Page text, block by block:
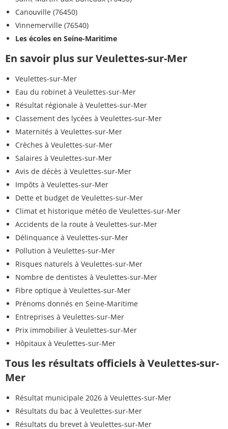
Canouville (76450)
Vinnemerville (76540)
Les écoles en Seine-Maritime
En savoir plus sur Veulettes-sur-Mer
Veulettes-sur-Mer
Eau du robinet à Veulettes-sur-Mer
Résultat régionale à Veulettes-sur-Mer
Classement des lycées à Veulettes-sur-Mer
Maternités à Veulettes-sur-Mer
Crèches à Veulettes-sur-Mer
Salaires à Veulettes-sur-Mer
Avis de décès à Veulettes-sur-Mer
Impôts à Veulettes-sur-Mer
Dette et budget de Veulettes-sur-Mer
Climat et historique météo de Veulettes-sur-Mer
Accidents de la route à Veulettes-sur-Mer
Délinquance à Veulettes-sur-Mer
Pollution à Veulettes-sur-Mer
Risques naturels à Veulettes-sur-Mer
Nombre de dentistes à Veulettes-sur-Mer
Fibre optique à Veulettes-sur-Mer
Prénoms donnés en Seine-Maritime
Entreprises à Veulettes-sur-Mer
Prix immobilier à Veulettes-sur-Mer
Hôpitaux à Veulettes-sur-Mer
Tous les résultats officiels à Veulettes-sur-
Mer
Résultat municipale 2026 à Veulettes-sur-Mer
Résultats du bac à Veulettes-sur-Mer
Résultats du brevet à Veulettes-sur-Mer